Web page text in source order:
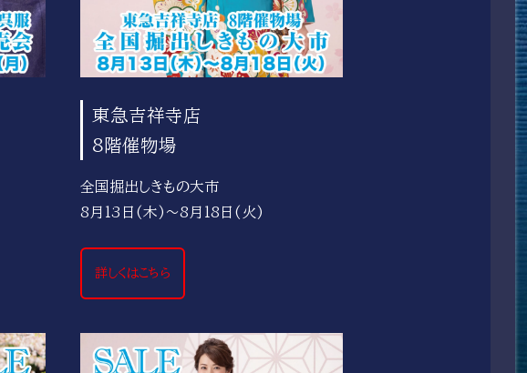
東急吉祥寺店
8階催物場
全国掘出しきもの大市
8月13日(木)～8月18日(火)
詳しくはこちら